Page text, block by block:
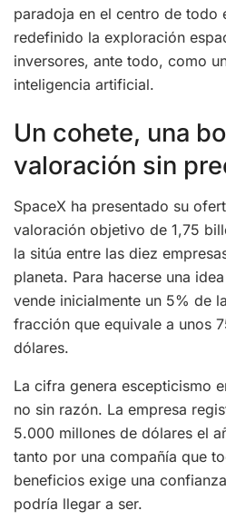
paradoja en el centro de todo
redefinido la exploración
inversores, ante todo, como
inteligencia artificial.
Un cohete, una
valoración sin
SpaceX ha presentado su
valoración objetivo de 1,75
la sitúa entre las diez
planeta. Para hacerse una
vende inicialmente un 5% de
fracción que equivale a unos
dólares.
La cifra genera escepticismo
no sin razón. La empresa
5.000 millones de dólares el
tanto por una compañía que
beneficios exige una
podría llegar a ser.